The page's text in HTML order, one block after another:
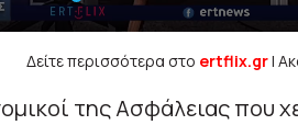
Δείτε περισσότερα στο ertflix.gr|
της Ασφάλειας που